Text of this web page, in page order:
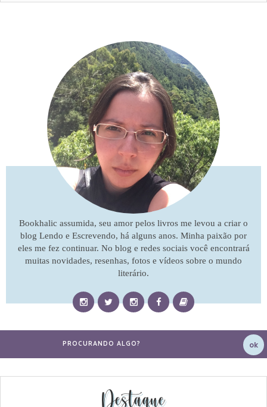
Bookhalic assumida, seu amor pelos livros me levou a criar o
blog Lendo e Escrevendo, há alguns anos. Minha paixão por
eles me fez continuar. No blog e redes sociais você encontrará
muitas novidades, resenhas, fotos e vídeos sobre o mundo
literário.
Destaque